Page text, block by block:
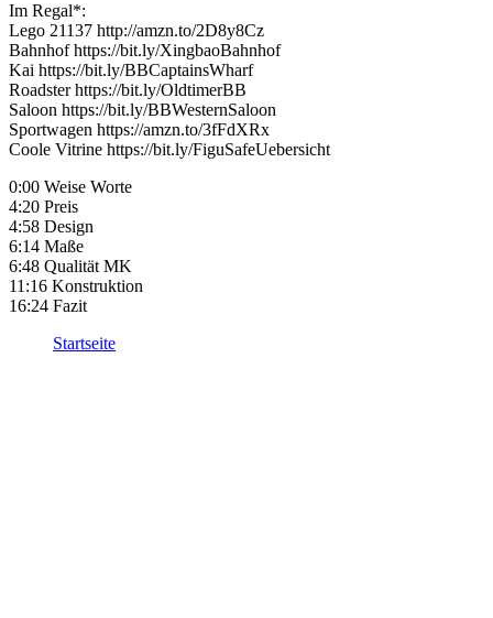
Im Regal*:
Lego 21137 http://amzn.to/2D8y8Cz
Bahnhof https://bit.ly/XingbaoBahnhof
Kai https://bit.ly/BBCaptainsWharf
Roadster https://bit.ly/OldtimerBB
Saloon https://bit.ly/BBWesternSaloon
Sportwagen https://amzn.to/3fFdXRx
Coole Vitrine https://bit.ly/FiguSafeUebersicht
0:00 Weise Worte
4:20 Preis
4:58 Design
6:14 Maße
6:48 Qualität MK
11:16 Konstruktion
16:24 Fazit
Startseite